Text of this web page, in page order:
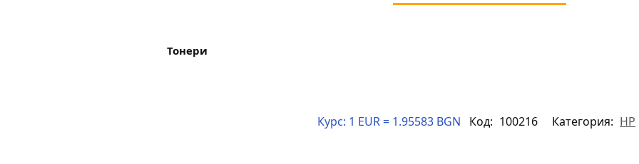
Тонери
Курс: 1 EUR = 1.95583 BGN Код: 100216 Категория: HP